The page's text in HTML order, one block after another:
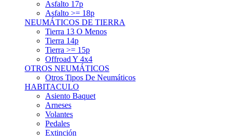
Asfalto 17p
Asfalto >= 18p
NEUMÁTICOS DE TIERRA
Tierra 13 O Menos
Tierra 14p
Tierra >= 15p
Offroad Y 4x4
OTROS NEUMÁTICOS
Otros Tipos De Neumáticos
HABITACULO
Asiento Baquet
Arneses
Volantes
Pedales
Extinción